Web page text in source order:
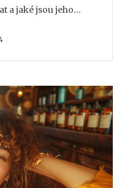
a jaké jsou jeho
zdravý růst